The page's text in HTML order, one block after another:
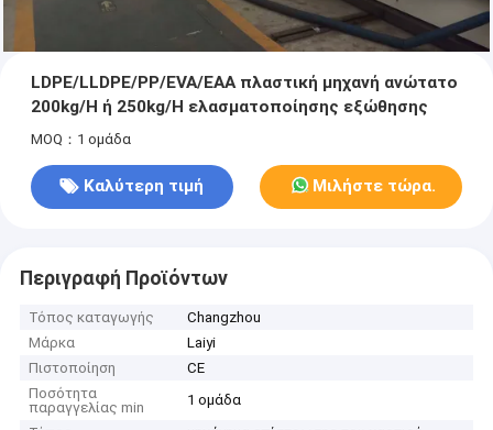
LDPE/LLDPE/PP/EVA/EAA πλαστική μηχανή ανώτατο
200kg/H ή 250kg/H ελασματοποίησης εξώθησης
MOQ：1 ομάδα
Καλύτερη τιμή Μιλήστε τώρα.
Περιγραφή Προϊόντων
Τόπος καταγωγής
Changzhou
Μάρκα
Laiyi
Πιστοποίηση
CE
Ποσότητα
παραγγελίας min
1 ομάδα